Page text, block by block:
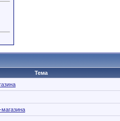
Тема
магазина